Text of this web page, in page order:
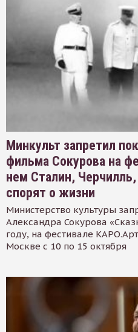
Минкульт запретил
фильма Сокурова на
нем Сталин,
спорят о жизни
Министерство культуры
Александра Сокурова
году, на фестивале
Москве с 10 по 15 октября